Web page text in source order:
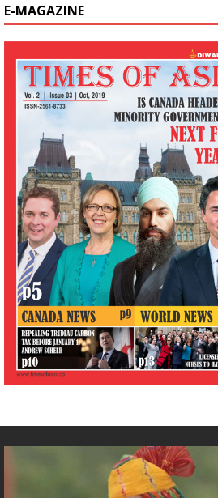
E-MAGAZINE